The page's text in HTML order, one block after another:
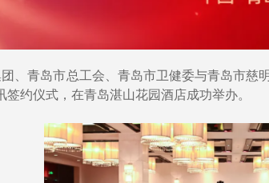
、青岛市总工会、青岛市卫健委与青岛市
签约仪式，在青岛湛山花园酒店成功举办。